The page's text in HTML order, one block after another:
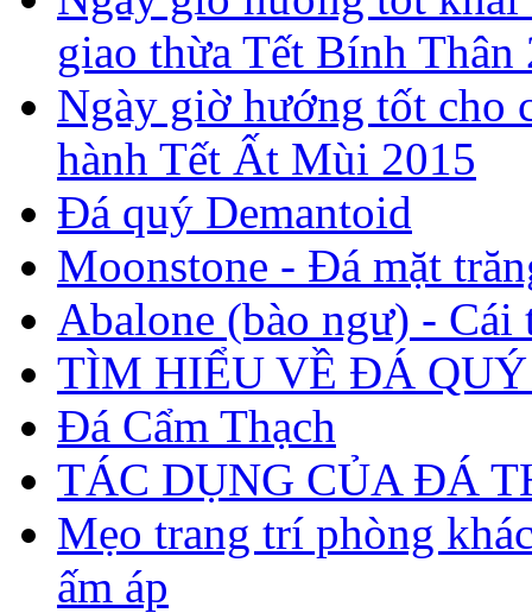
giao thừa Tết Bính Thân
Ngày giờ hướng tốt cho
hành Tết Ất Mùi 2015
Đá quý Demantoid
Moonstone - Đá mặt
Abalone (bào ngư) - Cái
TÌM HIỂU VỀ ĐÁ QUÝ
Đá Cẩm Thạch
TÁC DỤNG CỦA ĐÁ
Mẹo trang trí phòng
ấm áp